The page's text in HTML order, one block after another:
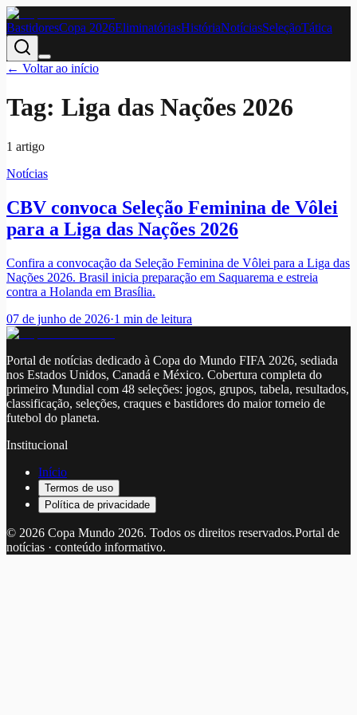
BastidoresCopa 2026EliminatóriasHistóriaNotíciasSeleçãoTática
← Voltar ao início
Tag: Liga das Nações 2026
1 artigo
Notícias
CBV convoca Seleção Feminina de Vôlei
para a Liga das Nações 2026
Confira a convocação da Seleção Feminina de Vôlei para a Liga das
Nações 2026. Brasil inicia preparação em Saquarema e estreia
contra a Holanda em Brasília.
07 de junho de 2026·1 min de leitura
Portal de notícias dedicado à Copa do Mundo FIFA 2026, sediada
nos Estados Unidos, Canadá e México. Cobertura completa do
primeiro Mundial com 48 seleções: jogos, grupos, tabela, resultados,
classificação, seleções, craques e bastidores do maior torneio de
futebol do planeta.
Institucional
Início
Termos de uso
Política de privacidade
© 2026 Copa Mundo 2026. Todos os direitos reservados.Portal de
notícias · conteúdo informativo.